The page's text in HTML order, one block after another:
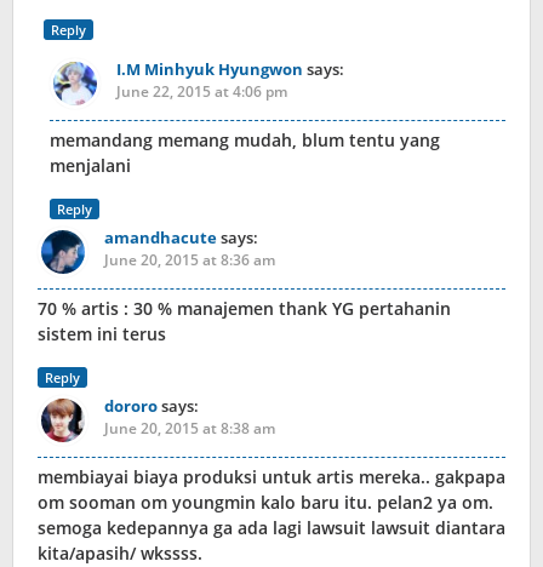
Reply
I.M Minhyuk Hyungwon says:
June 22, 2015 at 4:06 pm
memandang memang mudah, blum tentu yang
menjalani
Reply
amandhacutesays:
June 20, 2015 at 8:36 am
70 % artis : 30 % manajemen thank YG pertahanin
sistem ini terus
Reply
dororosays:
June 20, 2015 at 8:38 am
membiayai biaya produksi untuk artis mereka.. gakpapa
om sooman om youngmin kalo baru itu. pelan2 ya om.
semoga kedepannya ga ada lagi lawsuit lawsuit diantara
kita/apasih/ wkssss.